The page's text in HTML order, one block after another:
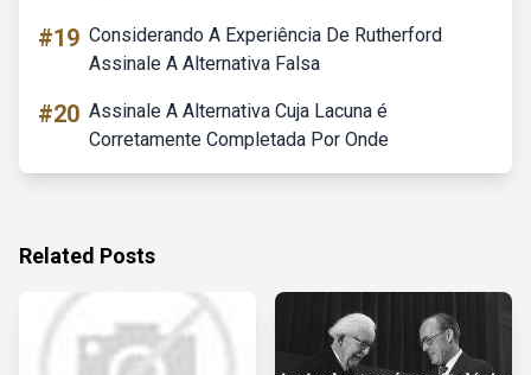
#19 Considerando A Experiência De Rutherford
Assinale A Alternativa Falsa
#20 Assinale A Alternativa Cuja Lacuna é
Corretamente Completada Por Onde
Related Posts